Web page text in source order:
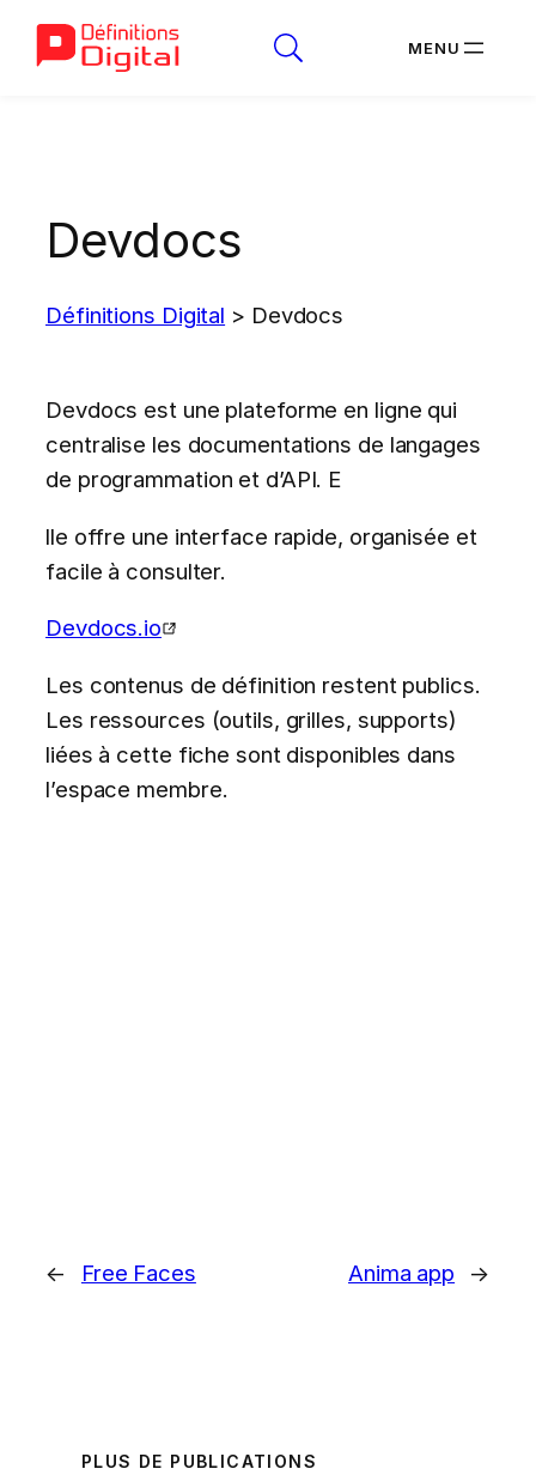
Devdocs
Définitions Digital > Devdocs
Devdocs est une plateforme en ligne qui
centralise les documentations de langages
de programmation et d’API. E
lle offre une interface rapide, organisée et
facile à consulter.
Devdocs.io
Les contenus de définition restent publics.
Les ressources (outils, grilles, supports)
liées à cette fiche sont disponibles dans
l’espace membre.
← Free Faces Anima app →
PLUS DE PUBLICATIONS